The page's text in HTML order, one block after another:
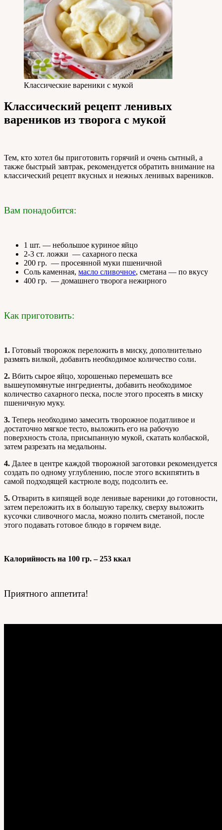
Классические вареники с мукой
Классический рецепт ленивых
вареников из творога с мукой
Тем, кто хотел бы приготовить горячий и очень сытный, а
также быстрый завтрак, рекомендуется обратить внимание на
классический рецепт вкусных и нежных ленивых вареников.
Вам понадобится:
1 шт. — небольшое куриное яйцо
2-3 ст. ложки — сахарного песка
200 гр. — просеянной муки пшеничной
Соль каменная, масло сливочное, сметана — по вкусу
400 гр. — домашнего творога нежирного
Как приготовить:
1. Готовый творожок переложить в миску, дополнительно
размять вилкой, добавить необходимое количество соли.
2. Вбить сырое яйцо, хорошенько перемешать все
вышеупомянутые ингредиенты, добавить необходимое
количество сахарного песка, после этого просеять в миску
пшеничную муку.
3. Теперь необходимо замесить творожное податливое и
достаточно мягкое тесто, выложить его на рабочую
поверхность стола, присыпанную мукой, скатать колбаской,
затем разрезать на медальоны.
4. Далее в центре каждой творожной заготовки рекомендуется
создать по одному углублению, после этого вскипятить в
самой подходящей кастрюле воду, подсолить ее.
5. Отварить в кипящей воде ленивые вареники до готовности,
затем переложить их в большую тарелку, сверху выложить
кусочки сливочного масла, можно полить сметаной, после
этого подавать готовое блюдо в горячем виде.
Калорийность на 100 гр. – 253 ккал
Приятного аппетита!